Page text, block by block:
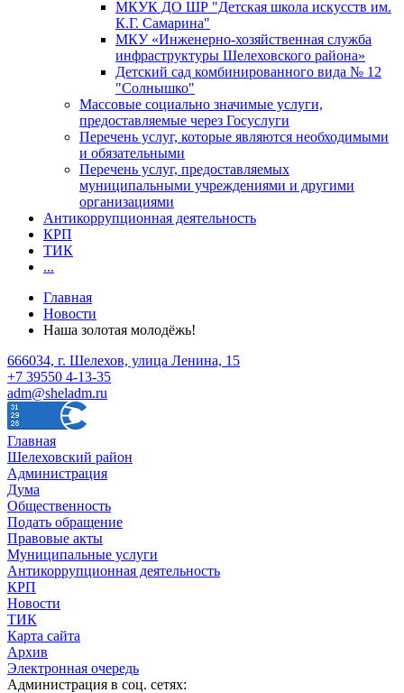
МКУК ДО ШР "Детская школа искусств им.
К.Г. Самарина"
МКУ «Инженерно-хозяйственная служба
инфраструктуры Шелеховского района»
Детский сад комбинированного вида № 12
"Солнышко"
Массовые социально значимые услуги,
предоставляемые через Госуслуги
Перечень услуг, которые являются необходимыми
и обязательными
Перечень услуг, предоставляемых
муниципальными учреждениями и другими
организациями
Антикоррупционная деятельность
КРП
ТИК
...
Главная
Новости
Наша золотая молодёжь!
666034, г. Шелехов, улица Ленина, 15
+7 39550 4-13-35
adm@sheladm.ru
Главная
Шелеховский район
Администрация
Дума
Общественность
Подать обращение
Правовые акты
Муниципальные услуги
Антикоррупционная деятельность
КРП
Новости
ТИК
Карта сайта
Архив
Электронная очередь
Администрация в соц. сетях: